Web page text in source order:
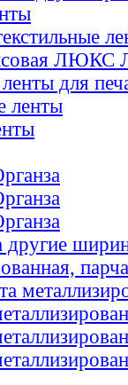
ЛЮКС
для
ленты
другие
парча